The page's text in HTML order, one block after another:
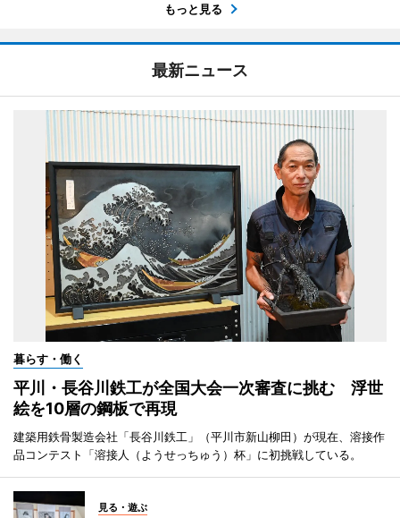
もっと見る
最新ニュース
暮らす・働く
平川・長谷川鉄工が全国大会一次審査に挑む 浮世
絵を10層の鋼板で再現
建築用鉄骨製造会社「長谷川鉄工」（平川市新山柳田）が現在、溶接作
品コンテスト「溶接人（ようせっちゅう）杯」に初挑戦している。
見る・遊ぶ